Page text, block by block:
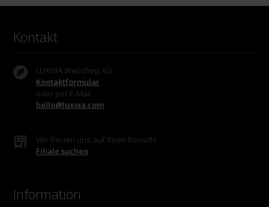
Kontakt
LUXOIA Webshop AG
Kontaktformular
oder per E-Mail
hello@luxoia.com
Wir freuen uns auf Ihren Besuch!
Filiale suchen
Information